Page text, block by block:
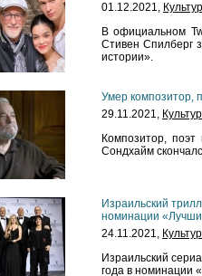
01.12.2021,
В официальном
Стивен Спилберг
истории».
Умер композитор,
29.11.2021,
Композитор,
Сондхайм
Израильский
номинации
24.11.2021,
Израильский
года в номинации